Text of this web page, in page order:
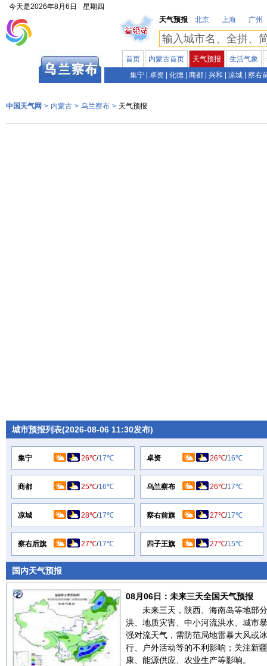
今天是2026年8月6日
星期四
天气预报
北京 上海 广州
首页 内蒙古首页 天气预报 生活气象
集宁
卓资 化德 商都 兴和 凉城 察右
中国天气网 > 内蒙古 > 乌兰察布 > 天气预报
城市预报列表(2026-08-06 11:30发布)
集宁 26℃/17℃ 卓资 26℃/16℃
商都 25℃/16℃ 乌兰察布 26℃/17℃
凉城 28℃/17℃ 察右前旗 27℃/17℃
察右后旗 27℃/17℃ 四子王旗 27℃/15℃
国内天气预报
08月06日：未来三天全国天气预报
未来三天，陕西、海南岛等地部
洪、地质灾害、中小河流洪水、城市
强对流天气，需防范局地雷暴大风或
行、户外活动等的不利影响；关注新
康、能源供应、农业生产等影响。